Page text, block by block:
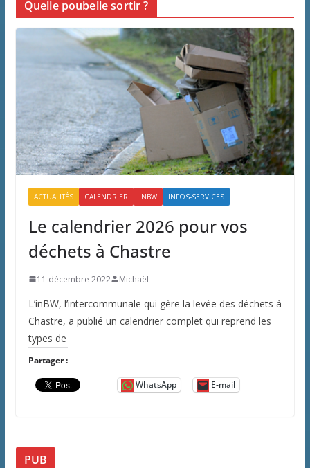
Quelle poubelle sortir ?
ACTUALITÉS CALENDRIER INBW INFOS-SERVICES
Le calendrier 2026 pour vos
déchets à Chastre
11 décembre 2022 Michaël
L’inBW, l’intercommunale qui gère la levée des déchets à
Chastre, a publié un calendrier complet qui reprend les
types de
Partager :
WhatsApp E-mail
PUB